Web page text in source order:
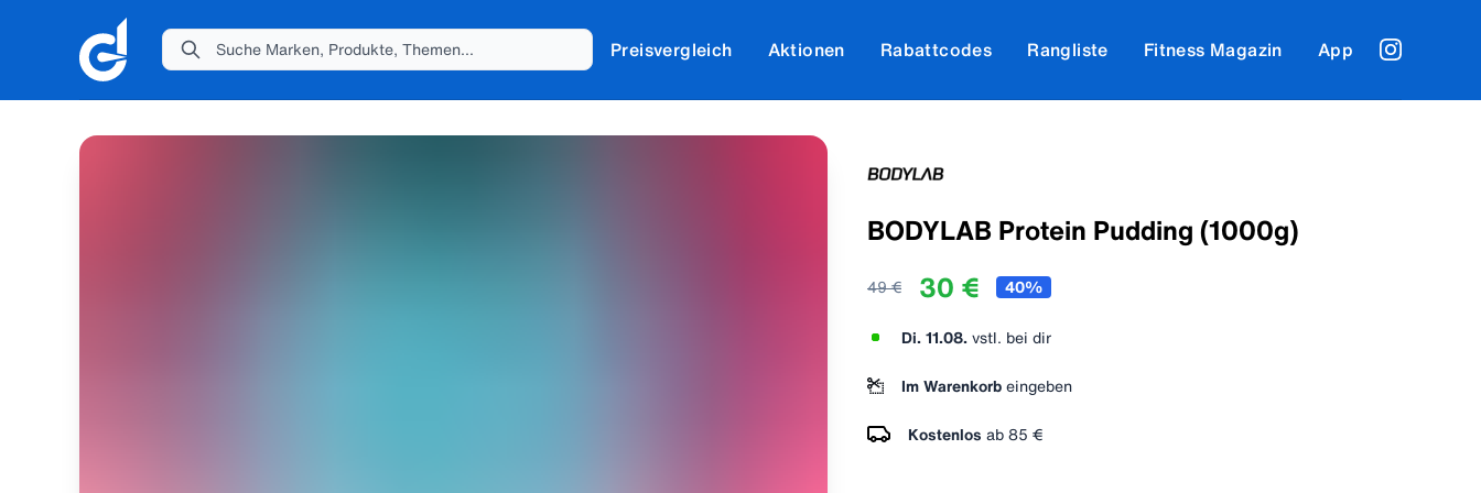
Suche Marken, Produkte, Themen... Preisvergleich Aktionen Rabattcodes Rangliste Fitness Magazin App
BODYLAB Protein Pudding (1000g)
49 € 30 € 40%
Di. 11.08. vstl. bei dir
Im Warenkorb eingeben
Kostenlos ab 85 €